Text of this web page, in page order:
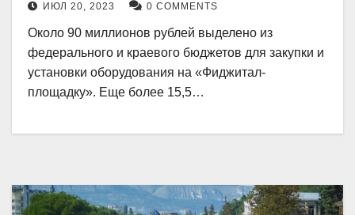
ИЮЛ 20, 2023 0 COMMENTS
Около 90 миллионов рублей выделено из
федерального и краевого бюджетов для закупки и
установки оборудования на «Фиджитал-
площадку». Еще более 15,5…